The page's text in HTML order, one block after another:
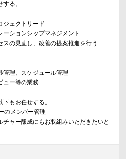
る。
ジェクトリード
ーションシップマネジメント
スの見直し、改善の提案推進を行う
管理、スケジュール管理
ュー等の業務
もお任せする。
のメンバー管理
チャー醸成にもお取組みいただきたいと